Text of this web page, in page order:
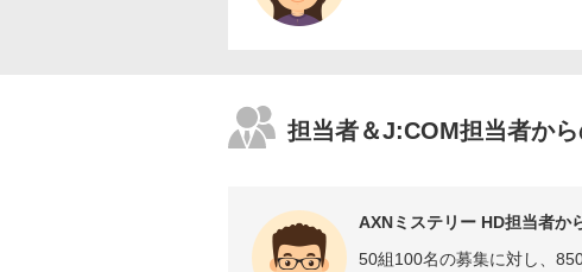
担当者＆J:COM担当者か
AXNミステリー HD担当者か
50組100名の募集に対し、